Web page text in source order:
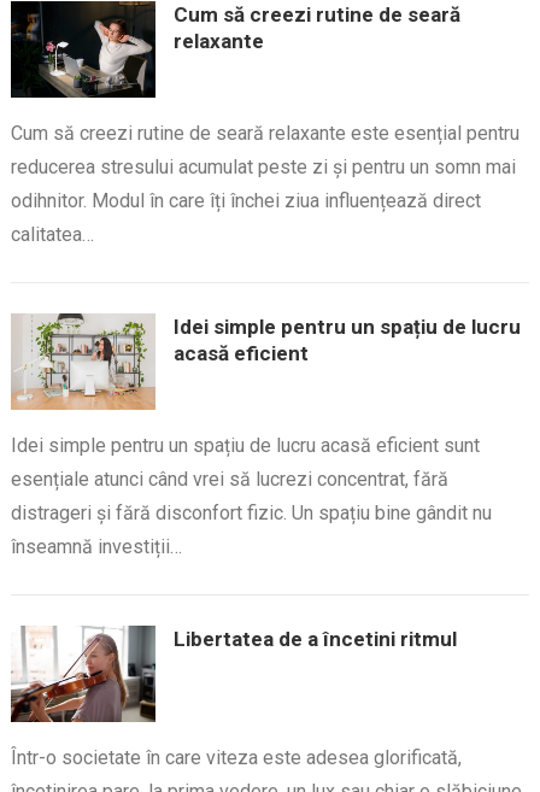
Cum să creezi rutine de seară
relaxante
Cum să creezi rutine de seară relaxante este esențial pentru
reducerea stresului acumulat peste zi și pentru un somn mai
odihnitor. Modul în care îți închei ziua influențează direct
calitatea…
Idei simple pentru un spațiu de lucru
acasă eficient
Idei simple pentru un spațiu de lucru acasă eficient sunt
esențiale atunci când vrei să lucrezi concentrat, fără
distrageri și fără disconfort fizic. Un spațiu bine gândit nu
înseamnă investiții…
Libertatea de a încetini ritmul
Într-o societate în care viteza este adesea glorificată,